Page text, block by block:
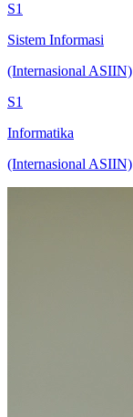
S1
Sistem Informasi
(Internasional ASIIN)
S1
Informatika
(Internasional ASIIN)